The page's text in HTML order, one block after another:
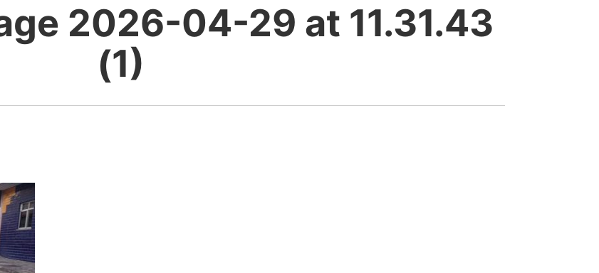
2026-04-29 at 11.31.43
(1)